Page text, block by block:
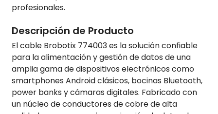
profesionales.
Descripción de Producto
El cable Brobotix 774003 es la solución confiable
para la alimentación y gestión de datos de una
amplia gama de dispositivos electrónicos como
smartphones Android clásicos, bocinas Bluetooth,
power banks y cámaras digitales. Fabricado con
un núcleo de conductores de cobre de alta